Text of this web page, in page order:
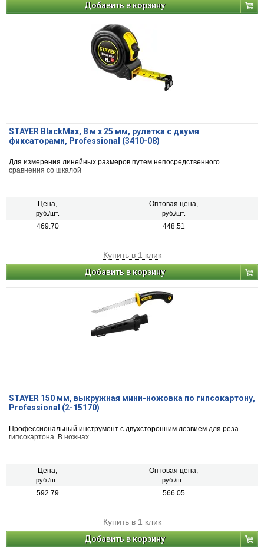
Добавить в корзину
STAYER BlackMax, 8 м х 25 мм, рулетка с двумя
фиксаторами, Professional (3410-08)
Для измерения линейных размеров путем непосредственного
сравнения со шкалой
Цена,
руб./шт.
Оптовая цена,
руб./шт.
469.70 448.51
Купить в 1 клик
Добавить в корзину
STAYER 150 мм, выкружная мини-ножовка по гипсокартону,
Professional (2-15170)
Профессиональный инструмент с двухсторонним лезвием для реза
гипсокартона. В ножнах
Цена,
руб./шт.
Оптовая цена,
руб./шт.
592.79 566.05
Купить в 1 клик
Добавить в корзину